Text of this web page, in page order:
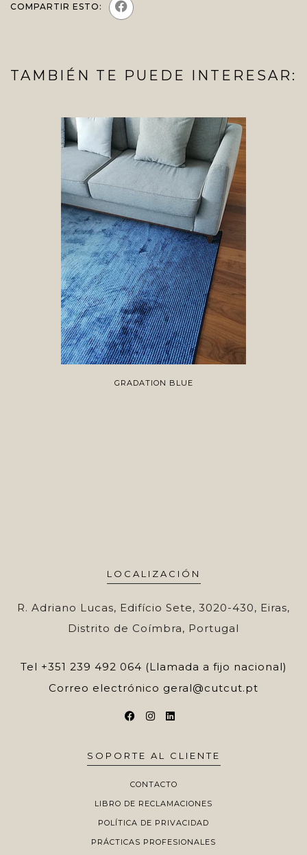
COMPARTIR ESTO:
TAMBIÉN TE PUEDE INTERESAR:
GRADATION BLUE
LOCALIZACIÓN
R. Adriano Lucas, Edifício Sete, 3020-430, Eiras,
Distrito de Coímbra, Portugal
Tel +351 239 492 064 (Llamada a fijo nacional)
Correo electrónico geral@cutcut.pt
SOPORTE AL CLIENTE
CONTACTO
LIBRO DE RECLAMACIONES
POLÍTICA DE PRIVACIDAD
PRÁCTICAS PROFESIONALES